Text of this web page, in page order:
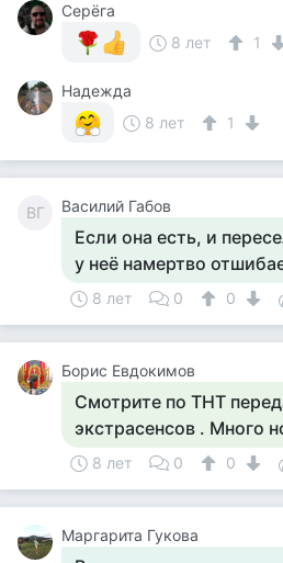
Серёга
8 лет
1
Надежда
8 лет
1
ВГ Василий Габов
Если она есть, и
у неё намертво
8 лет 0 0
Борис Евдокимов
Смотрите по ТНТ
экстрасенсов . Много
8 лет 0 0
Маргарита Гукова